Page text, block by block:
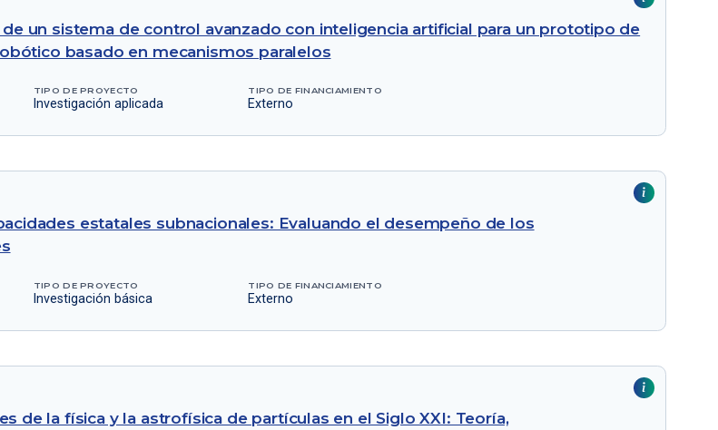
un sistema de control avanzado con inteligencia artificial para un prototipo de
basado en mecanismos paralelos
TIPO DE PROYECTO
Investigación aplicada
TIPO DE FINANCIAMIENTO
Externo
estatales subnacionales: Evaluando el desempeño de los
TIPO DE PROYECTO
Investigación básica
TIPO DE FINANCIAMIENTO
Externo
de la física y la astrofísica de partículas en el Siglo XXI: Teoría,